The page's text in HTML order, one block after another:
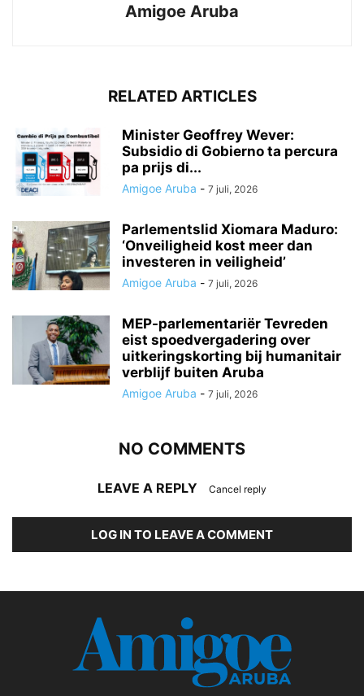
Amigoe Aruba
RELATED ARTICLES
Minister Geoffrey Wever:
Subsidio di Gobierno ta percura
pa prijs di...
Amigoe Aruba - 7 juli, 2026
Parlementslid Xiomara Maduro:
‘Onveiligheid kost meer dan
investeren in veiligheid’
Amigoe Aruba - 7 juli, 2026
MEP-parlementariër Tevreden
eist spoedvergadering over
uitkeringskorting bij humanitair
verblijf buiten Aruba
Amigoe Aruba - 7 juli, 2026
NO COMMENTS
LEAVE A REPLY Cancel reply
LOG IN TO LEAVE A COMMENT